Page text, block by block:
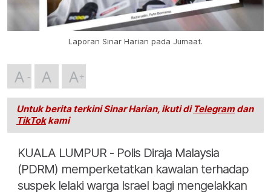
Laporan Sinar Harian pada Jumaat.
A A A
Untuk berita terkini Sinar Harian, ikuti di Telegramdan
TikTokkami
KUALA LUMPUR - Polis Diraja Malaysia
(PDRM) memperketatkan kawalan terhadap
suspek lelaki warga Israel bagi mengelakkan